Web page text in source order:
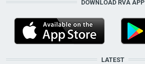
DOWNLOAD RVA APP
LATEST